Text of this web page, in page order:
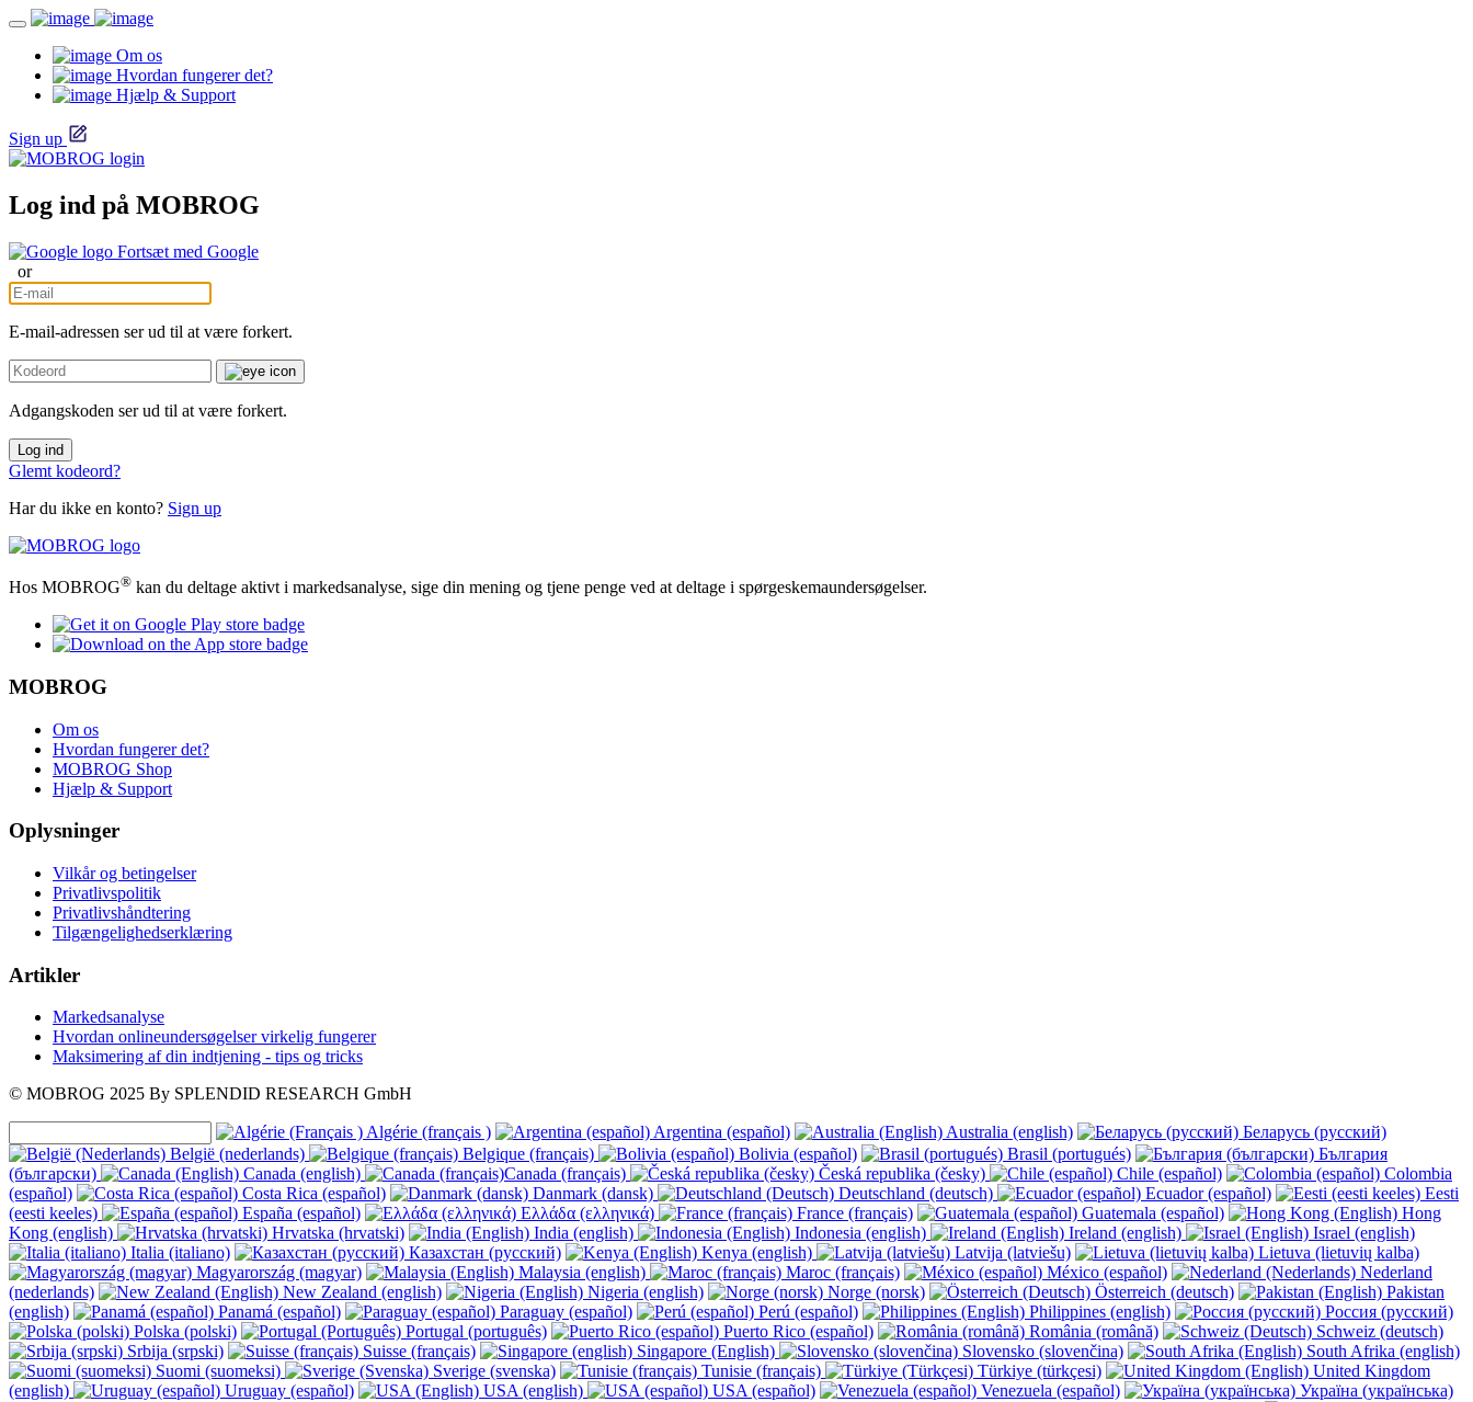
Om os
Hvordan fungerer det?
Hjælp & Support
Sign up
Log ind på MOBROG
Fortsæt med Google
or
E-mail-adressen ser ud til at være forkert.
Adgangskoden ser ud til at være forkert.
Log ind
Glemt kodeord?
Har du ikke en konto? Sign up
Hos MOBROG® kan du deltage aktivt i markedsanalyse, sige din mening og tjene penge ved at deltage i spørgeskemaundersøgelser.
MOBROG
Om os
Hvordan fungerer det?
MOBROG Shop
Hjælp & Support
Oplysninger
Vilkår og betingelser
Privatlivspolitik
Privatlivshåndtering
Tilgængelighedserklæring
Artikler
Markedsanalyse
Hvordan onlineundersøgelser virkelig fungerer
Maksimering af din indtjening - tips og tricks
© MOBROG 2025 By SPLENDID RESEARCH GmbH
Algérie (français ) Argentina (español) Australia (english)
Беларусь (русский)
België (nederlands)
Belgique (français) Bolivia (español) Brasil (portugués)
България
(български)
Canada (english) Canada (français) Česká republika (česky) Chile (español)
Colombia
(español)
Costa Rica (español) Danmark (dansk) Deutschland (deutsch) Ecuador (español)
Eesti
(eesti keeles)
España (español) Ελλάδα (ελληνικά) France (français) Guatemala (español)
Hong
Kong (english)
Hrvatska (hrvatski) India (english) Indonesia (english) Ireland (english)
Israel (english)
Italia (italiano)
Казахстан (русский) Kenya (english) Latvija (latviešu)
Lietuva (lietuvių kalba)
Magyarország (magyar)
Malaysia (english) Maroc (français) México (español)
Nederland
(nederlands)
New Zealand (english) Nigeria (english) Norge (norsk) Österreich (deutsch)
Pakistan
(english)
Panamá (español) Paraguay (español) Perú (español) Philippines (english)
Россия (русский)
Polska (polski)
Portugal (português) Puerto Rico (español) România (română)
Schweiz (deutsch)
Srbija (srpski)
Suisse (français) Singapore (English) Slovensko (slovenčina)
South Afrika (english)
Suomi (suomeksi)
Sverige (svenska) Tunisie (français) Türkiye (türkçesi)
United Kingdom
(english)
Uruguay (español) USA (english) USA (español) Venezuela (español)
Україна (українська)